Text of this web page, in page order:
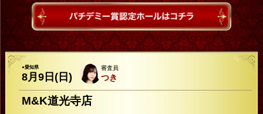
●愛知県
8月9日(日)
審査員
つき
M&K道光寺店